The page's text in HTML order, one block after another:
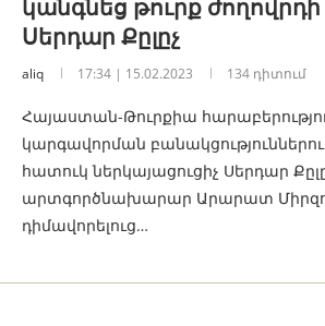
կանգնեց թուրք
Սերդար Քըլըչ
aliq 17:34 | 15.02.2023 134 դիտում
Հայաստան-Թուրքիա
կարգավորման
հատուկ ներկայացուցիչ Սերդար
արտգործնախարար Արարատ
դիմավորելուց…